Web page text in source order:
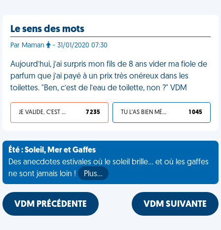
Le sens des mots
Par Maman - 31/01/2020 07:30
Aujourd’hui, j’ai surpris mon fils de 8 ans vider ma fiole de
parfum que j’ai payé à un prix très onéreux dans les
toilettes. "Ben, c’est de l’eau de toilette, non ?" VDM
JE VALIDE, C'EST UNE VDM 7 235 TU L'AS BIEN MÉRITÉ 1 045
Été : Soleil, Mer et Gaffes
Des anecdotes estivales où le soleil brille... et où les gaffes
ne sont jamais loin !
Plus…
VDM PRÉCÉDENTE VDM SUIVANTE